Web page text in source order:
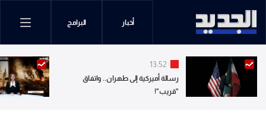
أخبار البرامج
13:52
رسالة أميركية إلى طهران.. واتفاق
"قريب"!